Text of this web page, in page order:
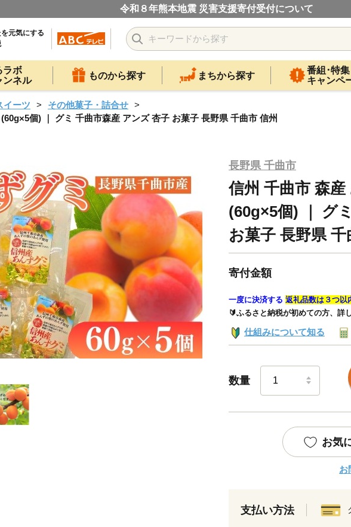
令和８年熊本地震 災害支援寄付受付について
元気にする
ラボ
ンネル
ものから探す まちから探す
番組･特集
キャンペ
イーツ
その他菓子・詰合せ
個) ｜ グミ 千曲市森産 アンズ 杏子 お菓子 長野県 千曲市 信州
長野県 千曲市
信州 千曲市 森
(60g×5個) ｜ グ
お菓子 長野県 千
寄付金額
一度に決済する 返礼品数は３つ以
🔰ふるさと納税が初めての方、詳
仕組みについて知る
数量
お気
お
支払い方法